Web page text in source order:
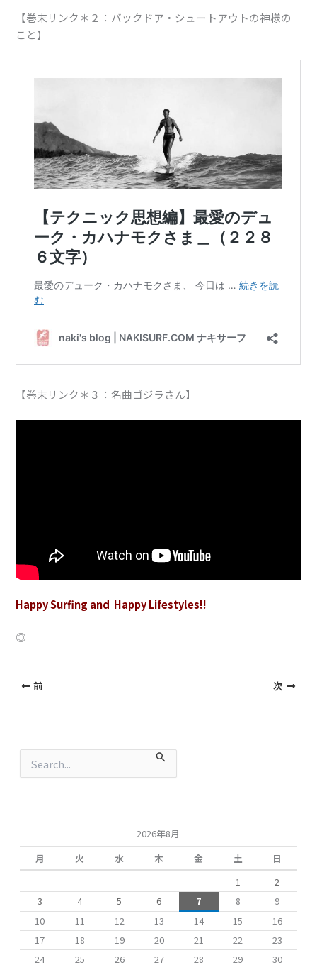
【巻末リンク＊２：バックドア・シュートアウトの神様の
こと】
【巻末リンク＊３：名曲ゴジラさん】
Happy Surfing and Happy Lifestyles!!
◎
前 次
2026年8月
月
火 水 木 金 土
日
1
2
3
4 5 6 7 8
9
10
11 12 13 14 15
16
17
18 19 20 21 22
23
24
25 26 27 28 29
30